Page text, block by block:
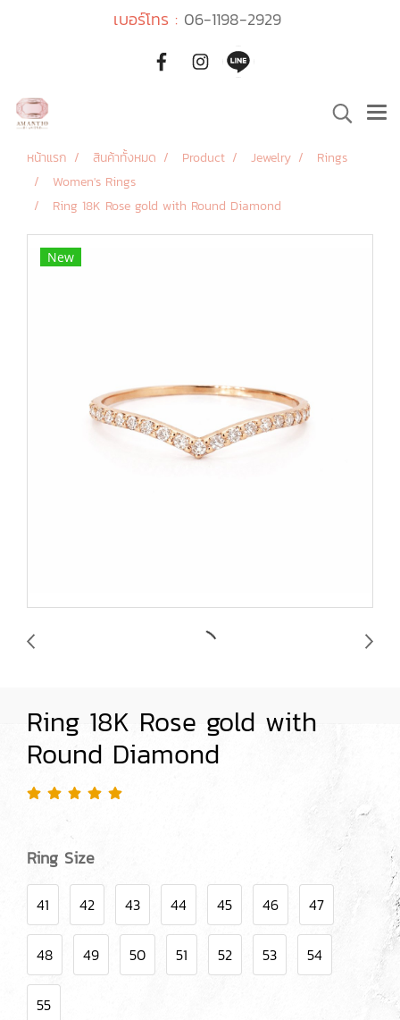
เบอร์โทร : 06-1198-2929
หน้าแรก สินค้าทั้งหมด Product Jewelry
Rings
Women's Rings
Ring 18K Rose gold with Round Diamond
New
Ring 18K Rose gold with
Round Diamond
Ring Size
41 42 43 44 45 46 47
48 49 50 51 52 53 54
55